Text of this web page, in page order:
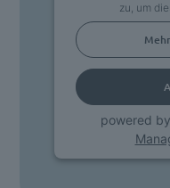
zu, um
powered by